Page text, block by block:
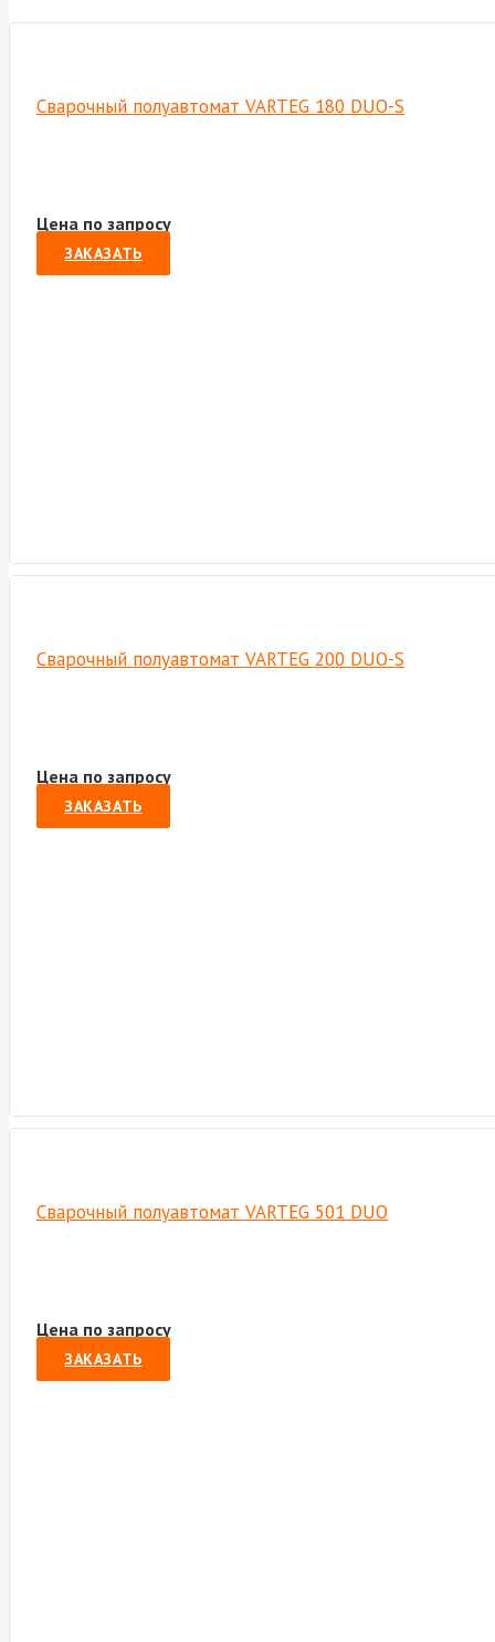
Сварочный полуавтомат VARTEG 180 DUO-S
Цена по запросу
ЗАКАЗАТЬ
Сварочный полуавтомат VARTEG 200 DUO-S
Цена по запросу
ЗАКАЗАТЬ
Сварочный полуавтомат VARTEG 501 DUO
Цена по запросу
ЗАКАЗАТЬ